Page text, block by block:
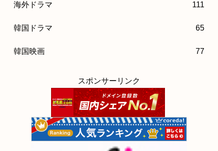
海外ドラマ 111
韓国ドラマ 65
韓国映画 77
スポンサーリンク